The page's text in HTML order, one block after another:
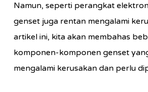
Namun, seperti perangkat
genset juga rentan mengalami
artikel ini, kita akan membahas
komponen-komponen genset
mengalami kerusakan dan perlu